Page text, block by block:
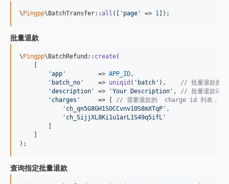
\ Pingpp\BatchTransfer::all ([ ' page ' => 1 ]);
批量退款
\ Pingpp\BatchRefund:: create(
'app '
         =>
APP_ID,
' batch_no '
    =>
uniqid ( ' batch ' ), // 批量退款批次
'description ' => 'Your Description ' , // 批量退款详
' charges '
     => [
// 需要退款的  charge id 列表，一
' ch_qn5G8GH1SOCCvnv10S8mXTqP ' ,
' ch_SijjXL8Ki1u1arL1S49q5ifL '
);
查询指定批量退款